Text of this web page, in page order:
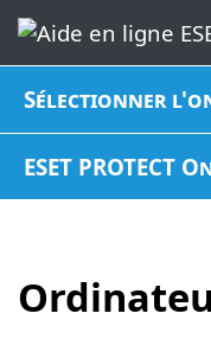
Sélectionner
ESET PROTECT